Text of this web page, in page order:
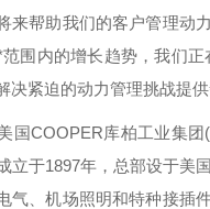
来帮助我们的客户管理动
围内的增长趋势，我们
决紧迫的动力管理挑战提供
国COOPER库柏工业集团(
立于1897年，总部设于美
气、机场照明和特种接插